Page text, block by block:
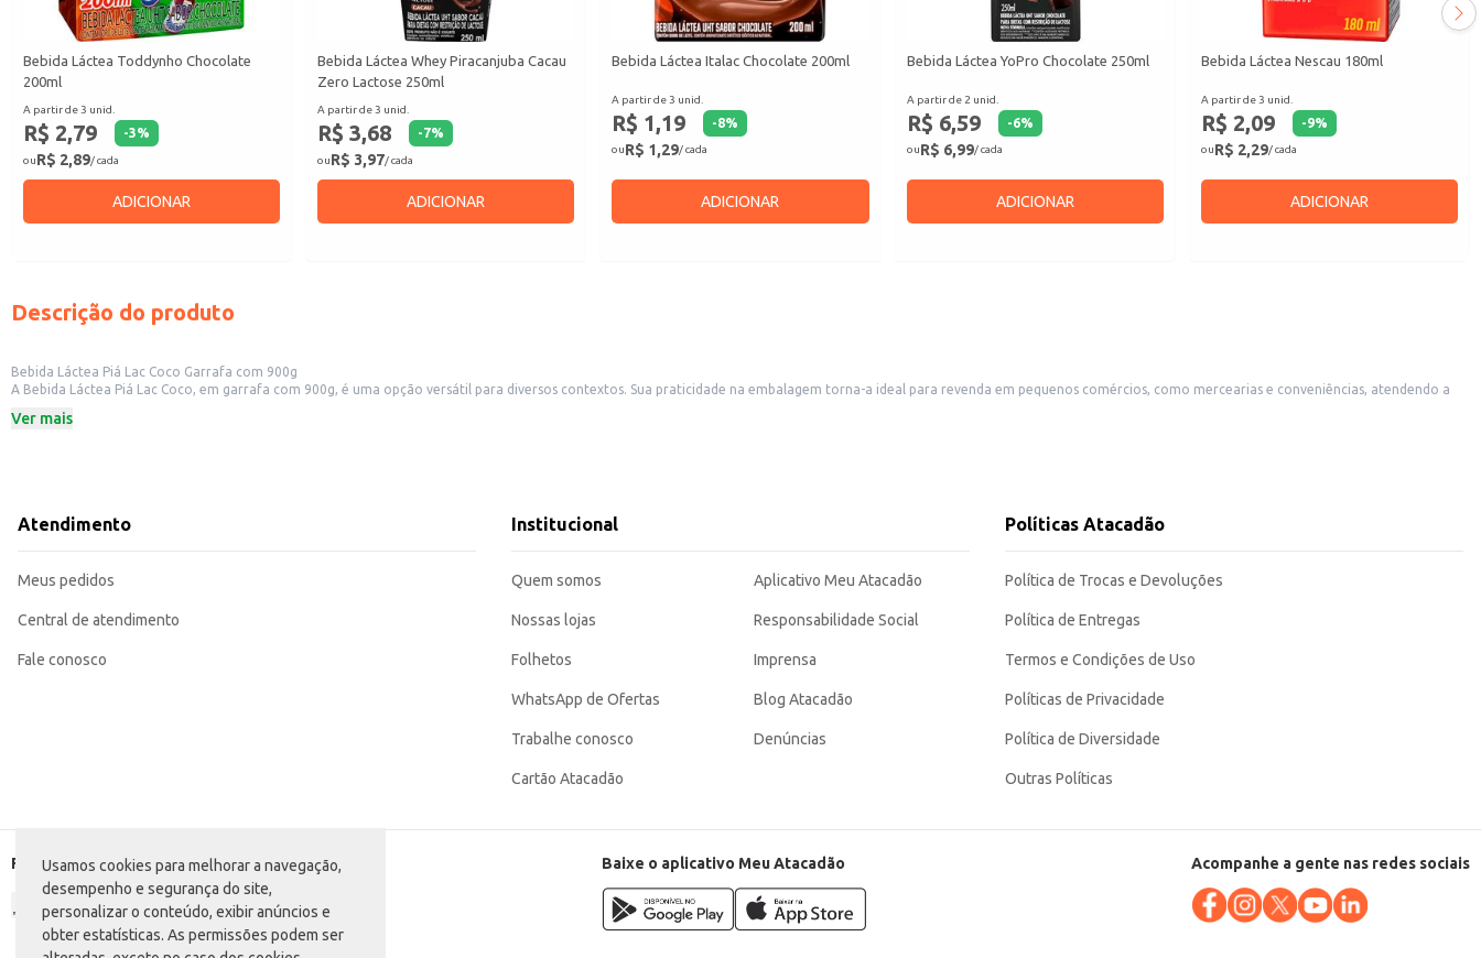
Usamos cookies para melhorar a navegação,
desempenho e segurança do site,
personalizar o conteúdo, exibir anúncios e
obter estatísticas. As permissões podem ser
Bebida Láctea Toddynho Chocolate
200ml
A partir de 3 unid.
R$ 2,79 -3%
ouR$ 2,89/ cada
ADICIONAR
Bebida Láctea Whey Piracanjuba Cacau
Zero Lactose 250ml
A partir de 3 unid.
R$ 3,68 -7%
ouR$ 3,97/ cada
ADICIONAR
Bebida Láctea Italac Chocolate 200ml
A partir de 3 unid.
R$ 1,19 -8%
ouR$ 1,29/ cada
ADICIONAR
Bebida Láctea YoPro Chocolate 250ml
A partir de 2 unid.
R$ 6,59 -6%
ouR$ 6,99/ cada
ADICIONAR
Bebida Láctea Nescau 180ml
A partir de 3 unid.
R$ 2,09 -9%
ouR$ 2,29/ cada
ADICIONAR
Descrição do produto
Bebida Láctea Piá Lac Coco Garrafa com 900g
A Bebida Láctea Piá Lac Coco, em garrafa com 900g, é uma opção versátil para diversos contextos. Sua praticidade na embalagem torna-a ideal para revenda em pequenos comércios, como mercearias e conveniências, atendendo a
adapta bem ao uso doméstico, sendo uma opção conveniente para consumo individual ou familiar.
A Bebida Láctea Piá Lac Coco oferece praticidade e um sabor agradável, tornando-se uma escolha eficiente para quem busca atender a diferentes necessidades, seja no varejo ou no consumo doméstico. Sua apresentação em garrafa
facilita o manuseio e o armazenamento.
Departamento: Frios e congelados
Conteúdo: 900g
Ver mais
Atendimento
Meus pedidos
Central de atendimento
Fale conosco
Institucional
Quem somos
Nossas lojas
Folhetos
WhatsApp de Ofertas
Trabalhe conosco
Cartão Atacadão
Aplicativo Meu Atacadão
Responsabilidade Social
Imprensa
Blog Atacadão
Denúncias
Políticas Atacadão
Política de Trocas e Devoluções
Política de Entregas
Termos e Condições de Uso
Políticas de Privacidade
Política de Diversidade
Outras Políticas
Formas de pagamento Baixe o aplicativo Meu Atacadão Acompanhe a gente nas redes sociais